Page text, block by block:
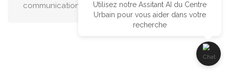
communications@centreurbain.caUtilisez notre Assitant AI du Centre
Urbain pour vous aider dans votre
recherche